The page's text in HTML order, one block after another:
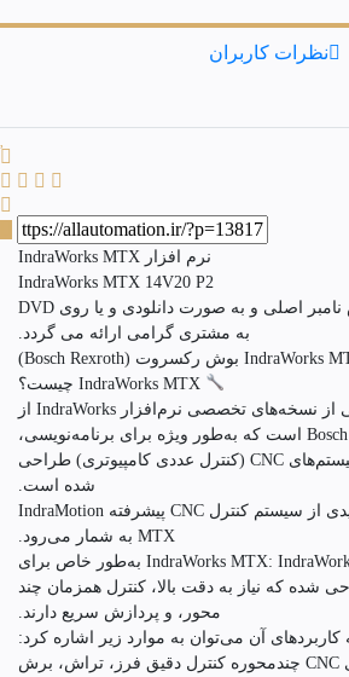
نظرات کاربران
نرم افزار IndraWorks MTX
IndraWorks MTX 14V20 P2
این نرم افزار با لایسنس نامبر اصلی و به صورت دانلودی و یا روی DVD
به مشتری گرامی ارائه می گردد.
IndraWorks MTX یکی از نسخه‌های تخصصی نرم‌افزار IndraWorks از
شرکت Bosch Rexroth است که به‌طور ویژه برای برنامه‌نویسی،
پیکربندی، و راه‌اندازی سیستم‌های CNC (کنترل عددی کامپیوتری) طراحی
شده است.
این نرم‌افزار بخش کلیدی از سیستم کنترل CNC پیشرفته IndraMotion
MTX به شمار می‌رود.
کاربرد IndraWorks MTX: IndraWorks MTX به‌طور خاص برای
شده که نیاز به دقت بالا، کنترل همزمان چند
محور، و پردازش سریع دارند.
کاربردهای آن می‌توان به موارد زیر اشاره کرد:
برنامه‌نویسی ماشین‌های CNC چندمحوره کنترل دقیق فرز، تراش، برش